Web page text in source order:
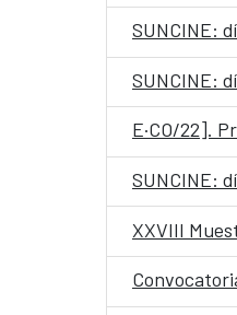
SUNCINE:
SUNCINE:
E·CO/22].
SUNCINE:
XXVIII